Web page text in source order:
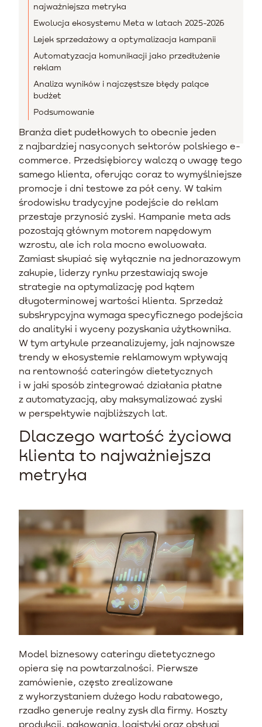
najważniejsza metryka
Ewolucja ekosystemu Meta w latach 2025-2026
Lejek sprzedażowy a optymalizacja kampanii
Automatyzacja komunikacji jako przedłużenie
reklam
Analiza wyników i najczęstsze błędy palące
budżet
Podsumowanie
Branża diet pudełkowych to obecnie jeden
z najbardziej nasyconych sektorów polskiego e-
commerce. Przedsiębiorcy walczą o uwagę tego
samego klienta, oferując coraz to wymyślniejsze
promocje i dni testowe za pół ceny. W takim
środowisku tradycyjne podejście do reklam
przestaje przynosić zyski. Kampanie meta ads
pozostają głównym motorem napędowym
wzrostu, ale ich rola mocno ewoluowała.
Zamiast skupiać się wyłącznie na jednorazowym
zakupie, liderzy rynku przestawiają swoje
strategie na optymalizację pod kątem
długoterminowej wartości klienta. Sprzedaż
subskrypcyjna wymaga specyficznego podejścia
do analityki i wyceny pozyskania użytkownika.
W tym artykule przeanalizujemy, jak najnowsze
trendy w ekosystemie reklamowym wpływają
na rentowność cateringów dietetycznych
i w jaki sposób zintegrować działania płatne
z automatyzacją, aby maksymalizować zyski
w perspektywie najbliższych lat.
Dlaczego wartość życiowa
klienta to najważniejsza
metryka
Model biznesowy cateringu dietetycznego
opiera się na powtarzalności. Pierwsze
zamówienie, często zrealizowane
z wykorzystaniem dużego kodu rabatowego,
rzadko generuje realny zysk dla firmy. Koszty
produkcji, pakowania, logistyki oraz obsługi